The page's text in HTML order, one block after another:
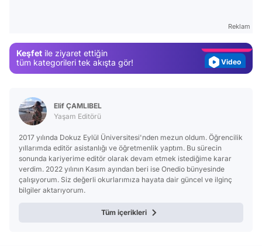
Reklam
Keşfet ile ziyaret ettiğin
tüm kategorileri tek akışta gör!
Video
Elif ÇAMLIBEL
Yaşam Editörü
2017 yılında Dokuz Eylül Üniversitesi'nden mezun oldum. Öğrencilik
yıllarımda editör asistanlığı ve öğretmenlik yaptım. Bu sürecin
sonunda kariyerime editör olarak devam etmek istediğime karar
verdim. 2022 yılının Kasım ayından beri ise Onedio bünyesinde
çalışıyorum. Siz değerli okurlarımıza hayata dair güncel ve ilginç
bilgiler aktarıyorum.
Tüm içerikleri